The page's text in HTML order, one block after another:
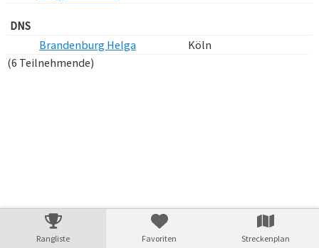
DNS
Brandenburg Helga
Köln
(6 Teilnehmende)
Rangliste Favoriten Streckenplan